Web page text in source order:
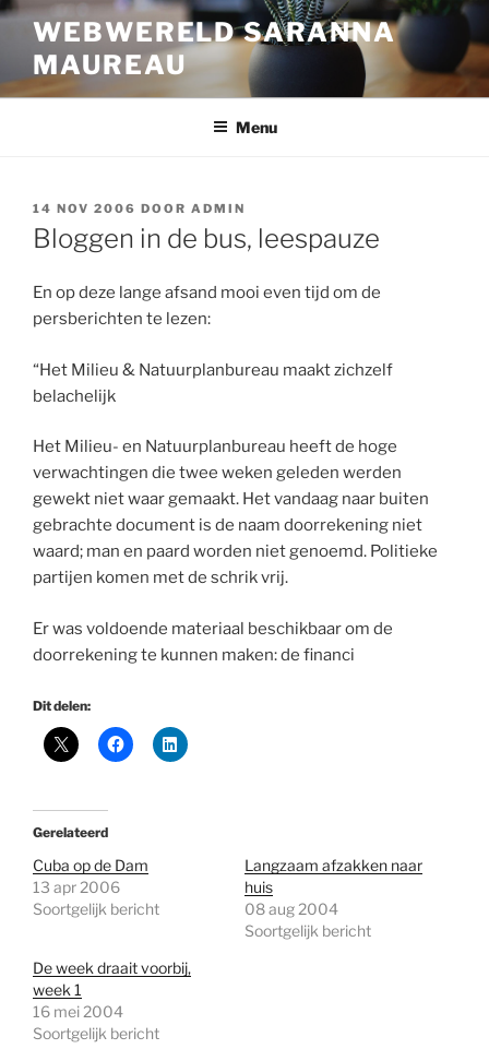
Ga
inhoud
WEBWERELD SARANNA
MAUREAU
Menu
GEPLAATST
OP
14 NOV 2006 DOOR ADMIN
Bloggen in de bus, leespauze
En op deze lange afsand mooi even tijd om de
persberichten te lezen:
“Het Milieu & Natuurplanbureau maakt zichzelf
belachelijk
Het Milieu- en Natuurplanbureau heeft de hoge
verwachtingen die twee weken geleden werden
gewekt niet waar gemaakt. Het vandaag naar buiten
gebrachte document is de naam doorrekening niet
waard; man en paard worden niet genoemd. Politieke
partijen komen met de schrik vrij.
Er was voldoende materiaal beschikbaar om de
doorrekening te kunnen maken: de financi
Dit delen:
Gerelateerd
Cuba op de Dam
13 apr 2006
Soortgelijk bericht
Langzaam afzakken naar
huis
08 aug 2004
Soortgelijk bericht
De week draait voorbij,
week 1
16 mei 2004
Soortgelijk bericht